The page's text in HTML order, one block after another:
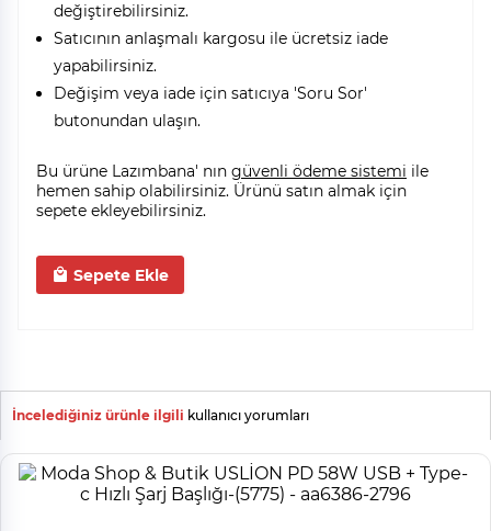
değiştirebilirsiniz.
Satıcının anlaşmalı kargosu ile ücretsiz iade
yapabilirsiniz.
Değişim veya iade için satıcıya 'Soru Sor'
butonundan ulaşın.
Bu ürüne Lazımbana' nın güvenli ödeme sistemi ile
hemen sahip olabilirsiniz. Ürünü satın almak için
sepete ekleyebilirsiniz.
Sepete Ekle
İncelediğiniz ürünle ilgili kullanıcı yorumları